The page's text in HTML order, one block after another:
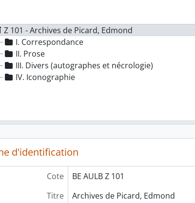
Z 101 - Archives de Picard, Edmond
I. Correspondance
II. Prose
III. Divers (autographes et nécrologie)
IV. Iconographie
d'identification
Cote
BE AULB Z 101
Titre
Archives de Picard, Edmond